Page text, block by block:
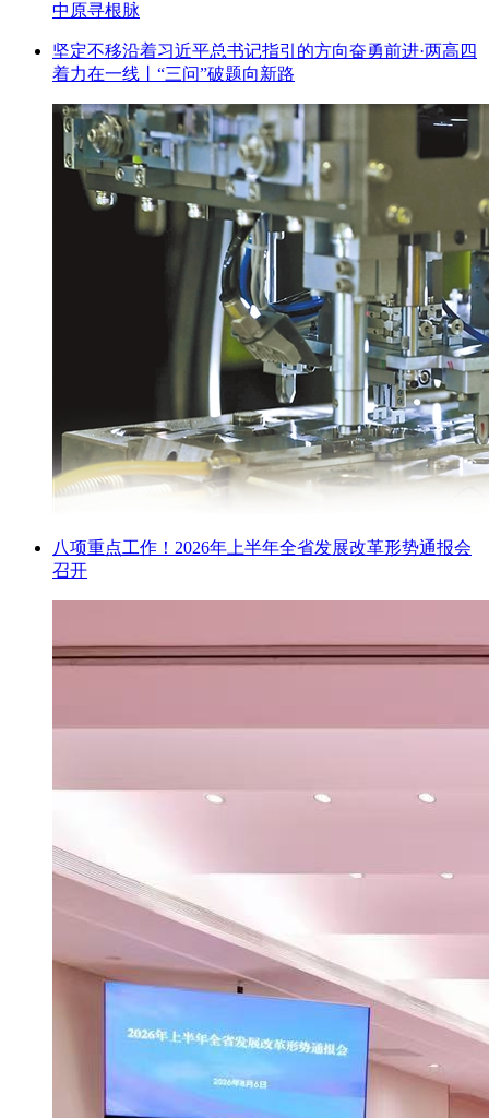
中原寻根脉
坚定不移沿着习近平总书记指引的方向奋勇前进·两高四
着力在一线丨“三问”破题向新路
八项重点工作！2026年上半年全省发展改革形势通报会
召开